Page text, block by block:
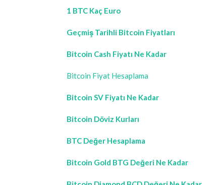
1 BTC Kaç Euro
Geçmiş Tarihli Bitcoin Fiyatları
Bitcoin Cash Fiyatı Ne Kadar
Bitcoin Fiyat Hesaplama
Bitcoin SV Fiyatı Ne Kadar
Bitcoin Döviz Kurları
BTC Değer Hesaplama
Bitcoin Gold BTG Değeri Ne Kadar